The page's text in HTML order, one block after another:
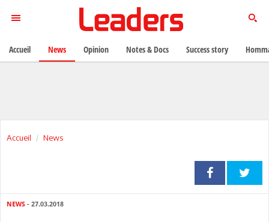
Accueil News
NEWS - 27.03.2018
Accueil News Opinion Notes & Docs Success story